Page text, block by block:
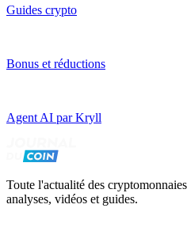
Guides crypto
Bonus et réductions
Agent AI par Kryll
Toute l'actualité des
analyses, vidéos et guides.